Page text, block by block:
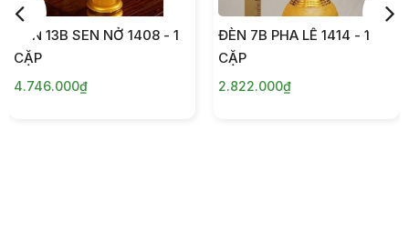
ĐÈN 13B SEN NỞ 1408 - 1
CẶP
4.746.000₫
ĐÈN 7B PHA LÊ 1414 - 1
CẶP
2.822.000₫